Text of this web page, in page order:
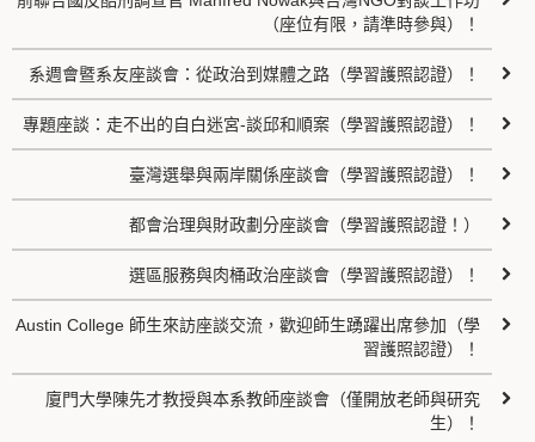
（座位有限，請準時參與）！
系週會暨系友座談會：從政治到媒體之路（學習護照認證）！
專題座談：走不出的自白迷宮-談邱和順案（學習護照認證）！
臺灣選舉與兩岸關係座談會（學習護照認證）！
都會治理與財政劃分座談會（學習護照認證！）
選區服務與肉桶政治座談會（學習護照認證）！
Austin College 師生來訪座談交流，歡迎師生踴躍出席參加（學
習護照認證）！
廈門大學陳先才教授與本系教師座談會（僅開放老師與研究
生）！